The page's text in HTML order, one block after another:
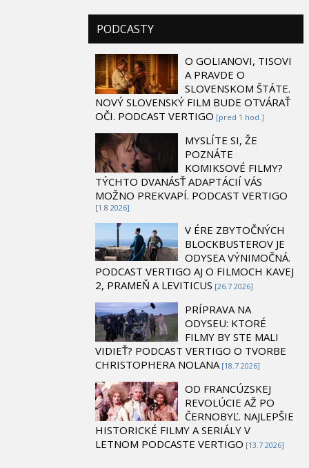
PODCASTY
O GOLIANOVI, TISOVI
A PRAVDE O
SLOVENSKOM ŠTÁTE.
NOVÝ SLOVENSKÝ FILM BUDE OTVÁRAŤ
OČI. PODCAST VERTIGO [pred 1 hod.]
MYSLÍTE SI, ŽE
POZNÁTE
KOMIKSOVÉ FILMY?
TÝCHTO DVANÁSŤ ADAPTÁCIÍ VÁS
MOŽNO PREKVAPÍ. PODCAST VERTIGO
[1.8 2026]
V ÉRE ZBYTOČNÝCH
BLOCKBUSTEROV JE
ODYSEA VÝNIMOČNÁ.
PODCAST VERTIGO AJ O FILMOCH KAVEJ
2, PRAMEŇ A LEVITICUS [26.7 2026]
PRÍPRAVA NA
ODYSEU: KTORÉ
FILMY BY STE MALI
VIDIEŤ? PODCAST VERTIGO O TVORBE
CHRISTOPHERA NOLANA [18.7 2026]
OD FRANCÚZSKEJ
REVOLÚCIE AŽ PO
ČERNOBYĽ. NAJLEPŠIE
HISTORICKÉ FILMY A SERIÁLY V
LETNOM PODCASTE VERTIGO [13.7 2026]